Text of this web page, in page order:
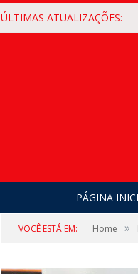
ÚLTIMAS ATUALIZAÇÕES:
PÁGINA
VOCÊ ESTÁ EM: Home »